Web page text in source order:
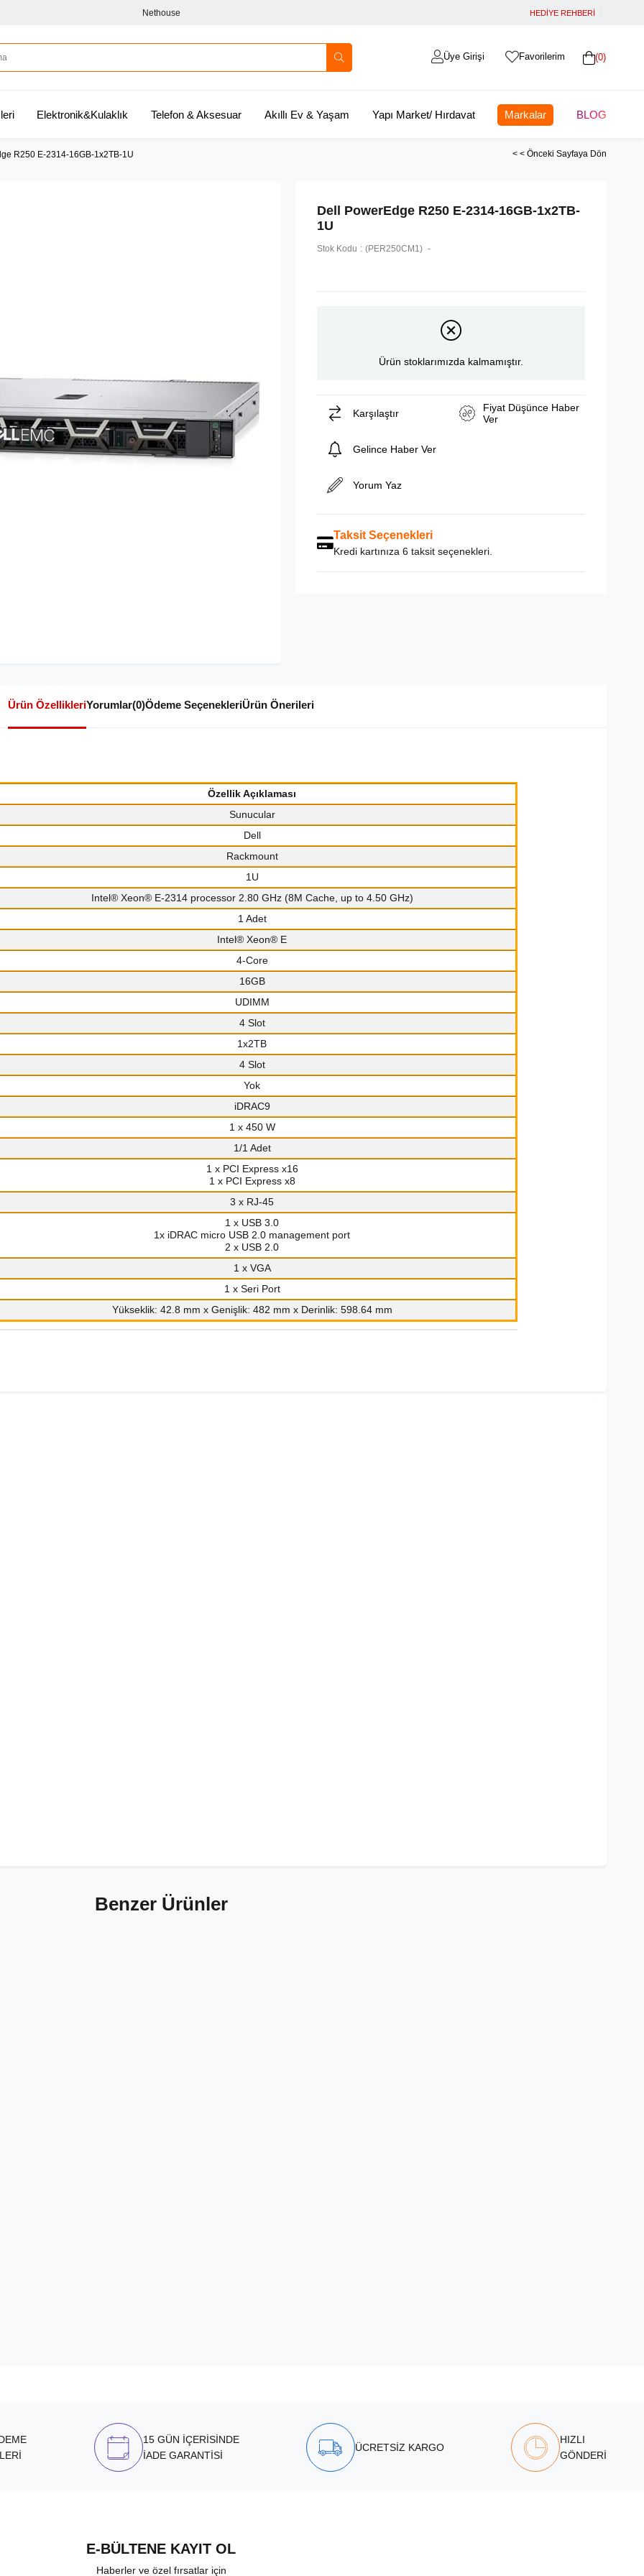
Nethouse HEDİYE REHBERİ
0
Favorilerim
Üye Girişi
Elektronik&Kulaklık Telefon & Aksesuar Akıllı Ev & Yaşam Yapı Market/ Hırdavat Markalar BLOG
R250 E-2314-16GB-1x2TB-1U < < Önceki Sayfaya Dön
Dell PowerEdge R250 E-2314-16GB-1x2TB-
1U
Stok Kodu (PER250CM1)
Ürün stoklarımızda kalmamıştır.
Karşılaştır
Fiyat Düşünce Haber
Ver
Gelince Haber Ver
Yorum Yaz
Taksit Seçenekleri
Kredi kartınıza 6 taksit seçenekleri.
Ürün ÖzellikleriYorumlar(0)Ödeme SeçenekleriÜrün Önerileri
Özellik Açıklaması
Sunucular
Dell
Rackmount
1U
Intel® Xeon® E-2314 processor 2.80 GHz (8M Cache, up to 4.50 GHz)
1 Adet
Intel® Xeon® E
4-Core
16GB
UDIMM
4 Slot
1x2TB
4 Slot
Yok
iDRAC9
1 x 450 W
1/1 Adet
1 x PCI Express x16
1 x PCI Express x8
3 x RJ-45
1 x USB 3.0
1x iDRAC micro USB 2.0 management port
2 x USB 2.0
1 x VGA
1 x Seri Port
Yükseklik: 42.8 mm x Genişlik: 482 mm x Derinlik: 598.64 mm
Benzer Ürünler
15 GÜN İÇERİSİNDE
İADE GARANTİSİ
ÜCRETSİZ KARGO
HIZLI
GÖNDERİ
E-BÜLTENE KAYIT OL
Haberler ve özel fırsatlar için